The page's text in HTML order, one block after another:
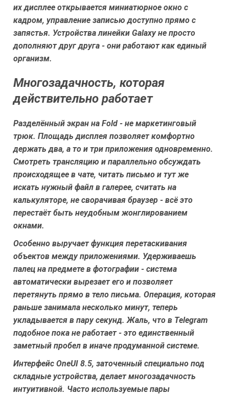
их дисплее открывается миниатюрное окно с
кадром, управление записью доступно прямо с
запястья. Устройства линейки Galaxy не просто
дополняют друг друга - они работают как единый
организм.
Многозадачность, которая
действительно работает
Разделённый экран на Fold - не маркетинговый
трюк. Площадь дисплея позволяет комфортно
держать два, а то и три приложения одновременно.
Смотреть трансляцию и параллельно обсуждать
происходящее в чате, читать письмо и тут же
искать нужный файл в галерее, считать на
калькуляторе, не сворачивая браузер - всё это
перестаёт быть неудобным жонглированием
окнами.
Особенно выручает функция перетаскивания
объектов между приложениями. Удерживаешь
палец на предмете в фотографии - система
автоматически вырезает его и позволяет
перетянуть прямо в тело письма. Операция, которая
раньше занимала несколько минут, теперь
укладывается в пару секунд. Жаль, что в Telegram
подобное пока не работает - это единственный
заметный пробел в иначе продуманной системе.
Интерфейс OneUI 8.5, заточенный специально под
складные устройства, делает многозадачность
интуитивной. Часто используемые пары